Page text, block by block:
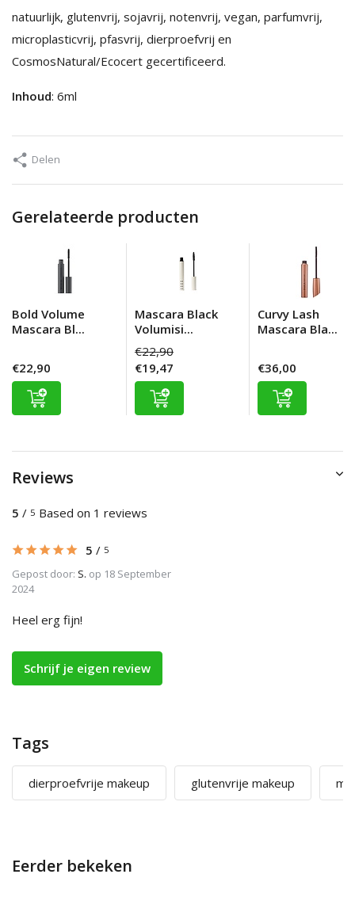
natuurlijk, glutenvrij, sojavrij, notenvrij, vegan, parfumvrij,
microplasticvrij, pfasvrij, dierproefvrij en
CosmosNatural/Ecocert gecertificeerd.
Inhoud: 6ml
Delen
Gerelateerde producten
Bold Volume
Mascara Bl...
€22,90
Mascara Black
Volumisi...
€22,90
€19,47
Curvy Lash
Mascara Bla...
€36,00
Reviews
5 / 5 Based on 1 reviews
5 / 5
Gepost door: S. op 18 September
2024
Heel erg fijn!
Schrijf je eigen review
Tags
dierproefvrije makeup glutenvrije makeup
Eerder bekeken